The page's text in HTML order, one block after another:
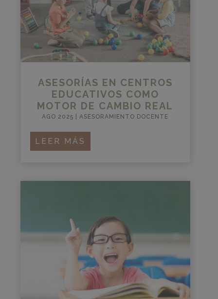
ASESORÍAS EN CENTROS
EDUCATIVOS COMO
MOTOR DE CAMBIO REAL
AGO 2025 ASESORAMIENTO DOCENTE
LEER MÁS